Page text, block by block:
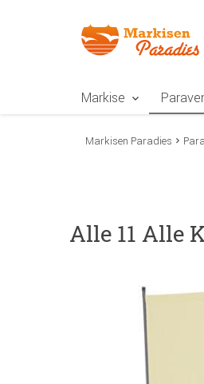
Markise
Markisen Paradies
Alle 11 Alle